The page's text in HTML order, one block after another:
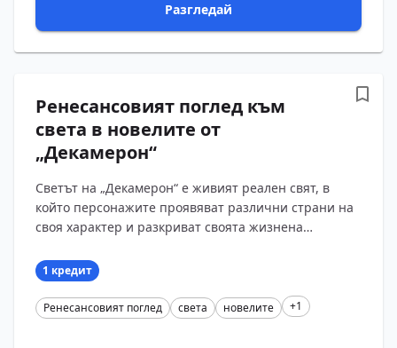
Разгледай
Ренесансовият поглед към
света в новелите от
„Декамерон“
Светът на „Декамерон“ е живият реален свят, в
който персонажите проявяват различни страни на
своя характер и разкриват своята жизнена
се до...
1 кредит
Ренесансовият поглед света новелите +1